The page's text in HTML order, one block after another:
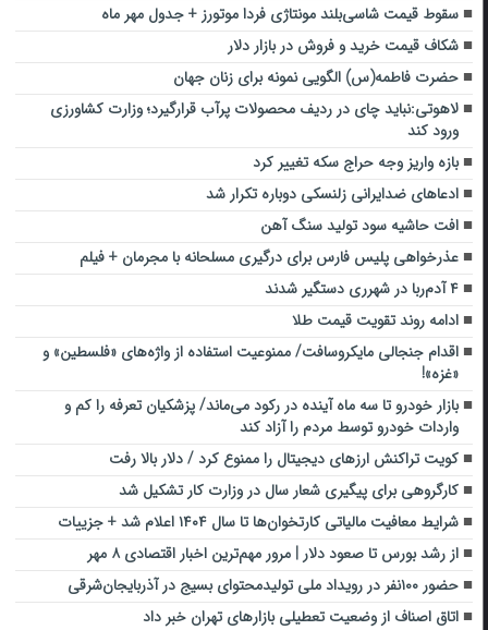
سقوط قیمت شاسی‌بلند مونتاژی فردا موتورز + جدول مهر ماه
شکاف قیمت خرید و فروش در بازار دلار
حضرت فاطمه(س) الگویی نمونه برای زنان جهان
لاهوتی:نباید چای در ردیف محصولات پرآب قرارگیرد؛ وزارت کشاورزی
ورود کند
بازه واریز وجه حراج سکه تغییر کرد
ادعاهای ضدایرانی زلنسکی دوباره تکرار شد
افت حاشیه سود تولید سنگ آهن
عذرخواهی پلیس فارس برای درگیری مسلحانه با مجرمان + فیلم
۴ آدم‌ربا در شهرری دستگیر شدند
ادامه روند تقویت قیمت طلا
اقدام جنجالی مایکروسافت/ ممنوعیت استفاده از واژه‌های «فلسطین» و
«غزه»!
بازار خودرو تا سه ماه آینده در رکود می‌ماند/ پزشکیان تعرفه را کم و
واردات خودرو توسط مردم را آزاد کند
کویت تراکنش ارزهای دیجیتال را ممنوع کرد / دلار بالا رفت
کارگروهی برای پیگیری شعار سال در وزارت کار تشکیل شد
شرایط معافیت مالیاتی کارتخوان‌ها تا سال ۱۴۰۴ اعلام شد + جزییات
از رشد بورس تا صعود دلار | مرور مهم‌ترین اخبار اقتصادی ۸ مهر
حضور ۱۰۰نفر در رویداد ملی تولیدمحتوای بسیج در آذربایجان‌شرقی
اتاق اصناف از وضعیت تعطیلی بازارهای تهران خبر داد